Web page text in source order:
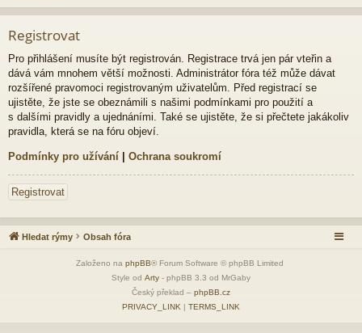
Registrovat
Pro přihlášení musíte být registrován. Registrace trvá jen pár vteřin a
dává vám mnohem větší možnosti. Administrátor fóra též může dávat
rozšířené pravomoci registrovaným uživatelům. Před registrací se
ujistěte, že jste se obeznámili s našimi podmínkami pro použití a
s dalšími pravidly a ujednáními. Také se ujistěte, že si přečtete jakákoliv
pravidla, která se na fóru objeví.
Podmínky pro užívání | Ochrana soukromí
Registrovat
Hledat rýmy Obsah fóra
Založeno na phpBB® Forum Software © phpBB Limited
Style od Arty - phpBB 3.3 od MrGaby
Český překlad – phpBB.cz
PRIVACY_LINK | TERMS_LINK